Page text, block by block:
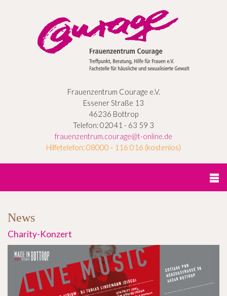
Frauenzentrum Courage e.V.
Essener Straße 13
46236 Bottrop
Telefon: 02041 - 63 59 3
frauenzentrum.courage@t-online.de
Hilfetelefon: 08000 - 116 016 (kostenlos)
News
Charity-Konzert